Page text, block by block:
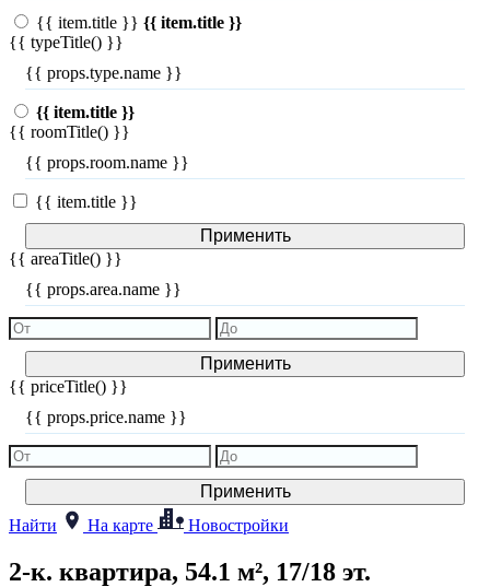
{{ item.title }} {{ item.title }}
{{ typeTitle() }}
{{ props.type.name }}
{{ item.title }}
{{ roomTitle() }}
{{ props.room.name }}
{{ item.title }}
Применить
{{ areaTitle() }}
{{ props.area.name }}
Применить
{{ priceTitle() }}
{{ props.price.name }}
Применить
Найти
На карте Новостройки
2-к. квартира, 54.1 м², 17/18 эт.